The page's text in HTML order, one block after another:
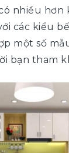
nhiều hơn
các kiểu
một số
bạn tham